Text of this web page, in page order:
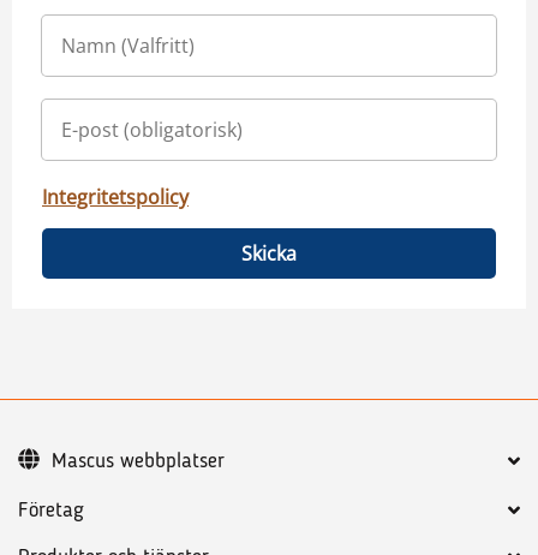
Integritetspolicy
Skicka
Företag
Mascus webbplatser